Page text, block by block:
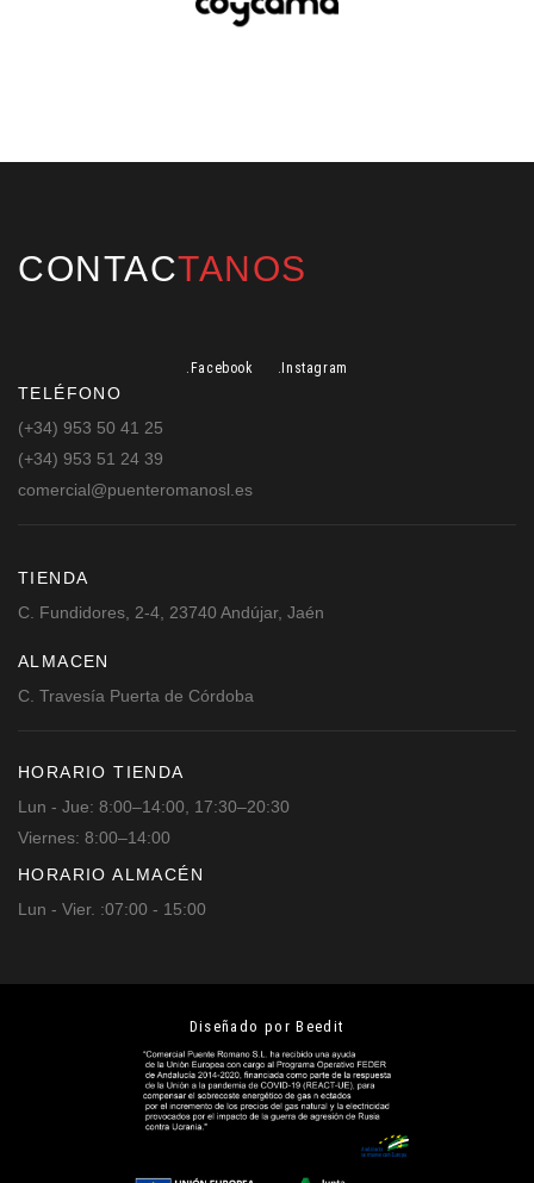
CONTACTANOS
.Facebook .Instagram
TELÉFONO
(+34) 953 50 41 25
(+34) 953 51 24 39
comercial@puenteromanosl.es
TIENDA
C. Fundidores, 2-4, 23740 Andújar, Jaén
ALMACEN
C. Travesía Puerta de Córdoba
HORARIO TIENDA
Lun - Jue: 8:00–14:00, 17:30–20:30
Viernes: 8:00–14:00
HORARIO ALMACÉN
Lun - Vier. :07:00 - 15:00
Diseñado por Beedit